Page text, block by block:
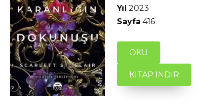
Yıl 2023
Sayfa 416
OKU
KITAP INDIR